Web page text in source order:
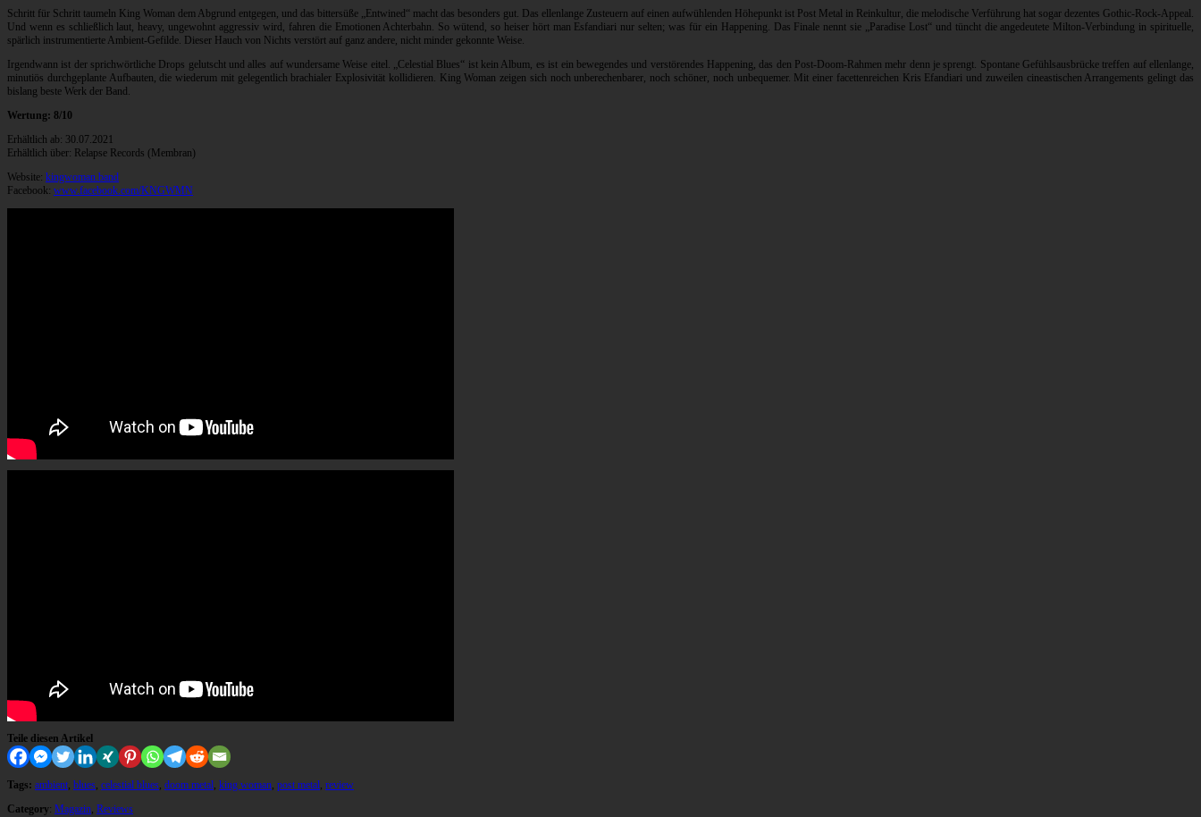
Schritt für Schritt taumeln King Woman dem Abgrund entgegen, und das bittersüße „Entwined“ macht das besonders gut. Das ellenlange Zusteuern auf einen aufwühlenden Höhepunkt ist Post Metal in Reinkultur, die melodische Verführung hat sogar dezentes Gothic-Rock-Appeal.
Und wenn es schließlich laut, heavy, ungewohnt aggressiv wird, fahren die Emotionen Achterbahn. So wütend, so heiser hört man Esfandiari nur selten; was für ein Happening. Das Finale nennt sie „Paradise Lost“ und tüncht die angedeutete Milton-Verbindung in spirituelle,
spärlich instrumentierte Ambient-Gefilde. Dieser Hauch von Nichts verstört auf ganz andere, nicht minder gekonnte Weise.
Irgendwann ist der sprichwörtliche Drops gelutscht und alles auf wundersame Weise eitel. „Celestial Blues“ ist kein Album, es ist ein bewegendes und verstörendes Happening, das den Post-Doom-Rahmen mehr denn je sprengt. Spontane Gefühlsausbrücke treffen auf ellenlange,
minutiös durchgeplante Aufbauten, die wiederum mit gelegentlich brachialer Explosivität kollidieren. King Woman zeigen sich noch unberechenbarer, noch schöner, noch unbequemer. Mit einer facettenreichen Kris Efandiari und zuweilen cineastischen Arrangements gelingt das
bislang beste Werk der Band.
Wertung: 8/10
Erhältlich ab: 30.07.2021
Erhältlich über: Relapse Records (Membran)
Website: kingwoman.band
Facebook: www.facebook.com/KNGWMN
Teile diesen Artikel
Tags: ambient, blues, celestial blues, doom metal, king woman, post metal, review
Category: Magazin, Reviews